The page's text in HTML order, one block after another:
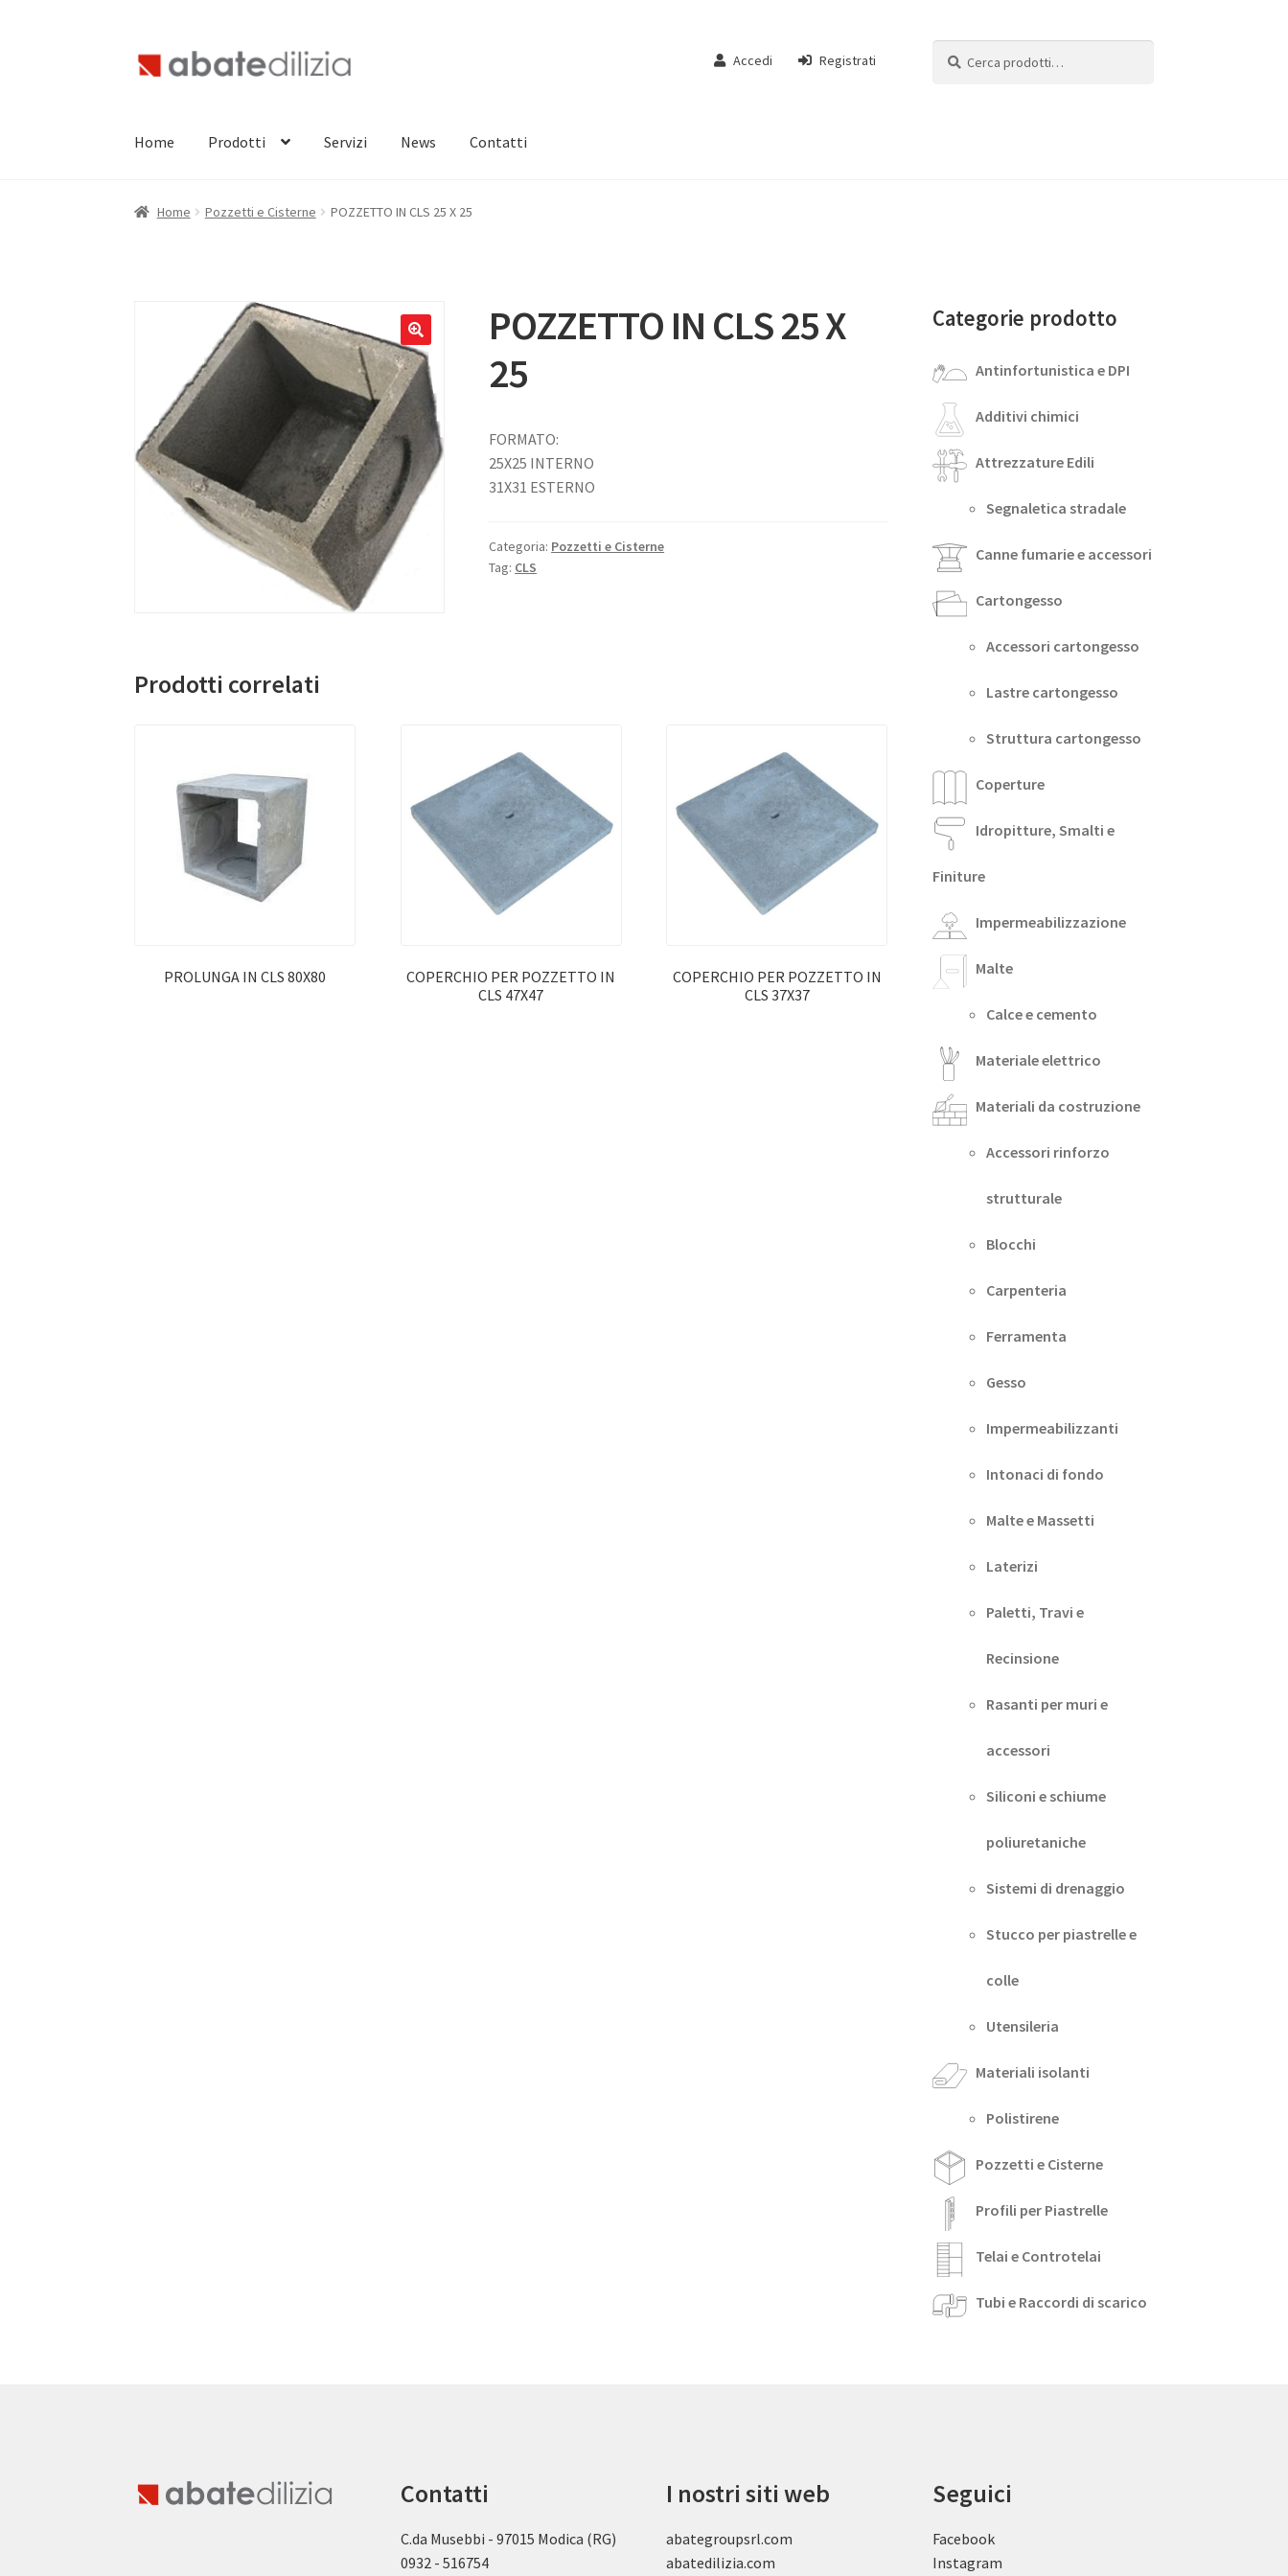
Vai
alla
Vai
al
Accedi Registrati
Home Prodotti Servizi News Contatti
Home Pozzetti e Cisterne POZZETTO IN CLS 25 X 25
POZZETTO IN CLS 25 X
25
FORMATO:
25X25 INTERNO
31X31 ESTERNO
Categoria: Pozzetti e Cisterne
Tag: CLS
Prodotti correlati
PROLUNGA IN CLS 80X80
COPERCHIO PER POZZETTO IN
CLS 47X47
COPERCHIO PER POZZETTO IN
CLS 37X37
Categorie prodotto
Antinfortunistica e DPI
Additivi chimici
Attrezzature Edili
Segnaletica stradale
Canne fumarie e accessori
Cartongesso
Accessori cartongesso
Lastre cartongesso
Struttura cartongesso
Coperture
Idropitture, Smalti e
Finiture
Impermeabilizzazione
Malte
Calce e cemento
Materiale elettrico
Materiali da costruzione
Accessori rinforzo
strutturale
Blocchi
Carpenteria
Ferramenta
Gesso
Impermeabilizzanti
Intonaci di fondo
Malte e Massetti
Laterizi
Paletti, Travi e
Recinsione
Rasanti per muri e
accessori
Siliconi e schiume
poliuretaniche
Sistemi di drenaggio
Stucco per piastrelle e
colle
Utensileria
Materiali isolanti
Polistirene
Pozzetti e Cisterne
Profili per Piastrelle
Telai e Controtelai
Tubi e Raccordi di scarico
Contatti
C.da Musebbi - 97015 Modica (RG)
0932 - 516754
I nostri siti web
abategroupsrl.com
abatedilizia.com
Seguici
Facebook
Instagram